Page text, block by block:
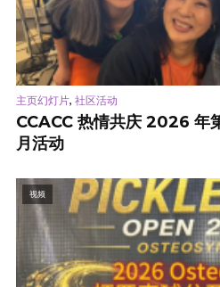
主页幻灯片, 社区活动
CCACC 热情共庆 2026 年
月活动
视频